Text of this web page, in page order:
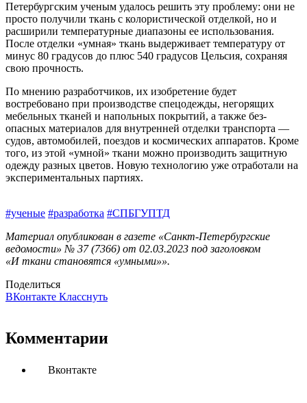
Петербургским ученым удалось решить эту проблему: они не
просто получили ткань с колористической отделкой, но и
расширили температурные диапазоны ее использования.
После отделки «умная» ткань выдерживает температуру от
минус 80 градусов до плюс 540 градусов Цельсия, сохраняя
свою прочность.
По мнению разработчиков, их изобретение будет
востребовано при производстве спецодежды, негорящих
мебельных тканей и напольных покрытий, а также без­
опасных материалов для внутренней отделки транспорта —
судов, автомобилей, поездов и космических аппаратов. Кроме
того, из этой «умной» ткани можно производить защитную
одежду разных цветов. Новую технологию уже отработали на
экспериментальных партиях.
#ученые #разработка #СПБГУПТД
Материал опубликован в газете «Санкт-Петербургские
ведомости» № 37 (7366) от 02.03.2023 под заголовком
«И ткани становятся «умными»».
Поделиться
ВКонтакте Класснуть
Комментарии
Вконтакте